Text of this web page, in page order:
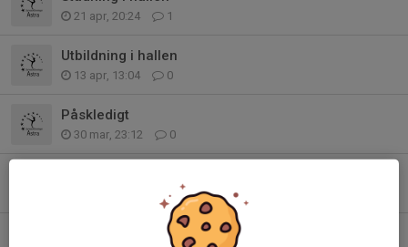
21 apr, 20:24 1
Utbildning i hallen
13 apr, 13:04 0
Påskledigt
30 mar, 23:12 0
0